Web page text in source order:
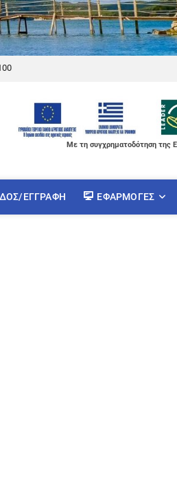
Με τη συγχρηματοδότηση της
ΕΓΓΡΑΦΉ ΕΦΑΡΜΟΓΈΣ